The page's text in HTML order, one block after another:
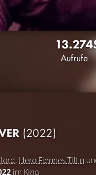
13.274
Aufrufe
(2022)
, Hero Fiennes Tiffin
im Kino